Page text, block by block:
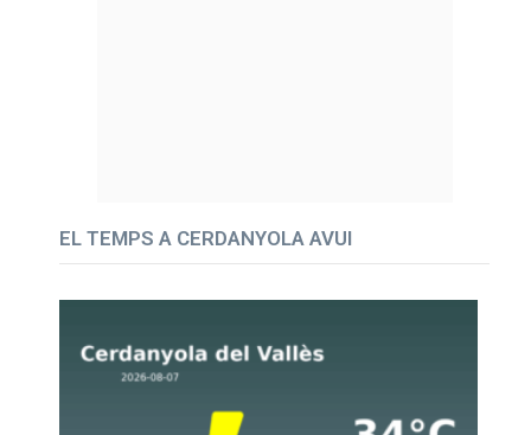
EL TEMPS A CERDANYOLA AVUI